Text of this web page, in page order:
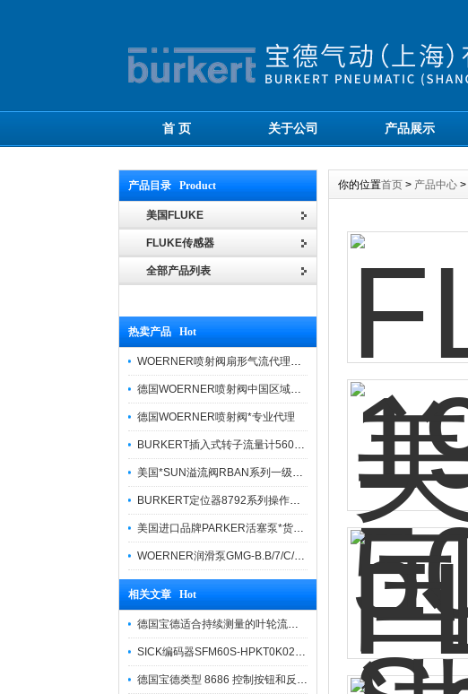
首 页 关于公司 产品展示
产品目录 Product
美国FLUKE
FLUKE传感器
全部产品列表
热卖产品 Hot
WOERNER喷射阀扇形气流代理品牌价格优势
德国WOERNER喷射阀中国区域优势报价
德国WOERNER喷射阀*专业代理
BURKERT插入式转子流量计560860货真价实
美国*SUN溢流阀RBAN系列一级代理
BURKERT定位器8792系列操作方法简便
美国进口品牌PARKER活塞泵*货期快捷
WOERNER润滑泵GMG-B.B/7/C/0/G/0/08报价快
相关文章 Hot
德国宝德适合持续测量的叶轮流量传感器419587
SICK编码器SFM60S-HPKT0K02技术参数信息
德国宝德类型 8686 控制按钮和反馈按钮
你的位置首页 > 产品中心 >